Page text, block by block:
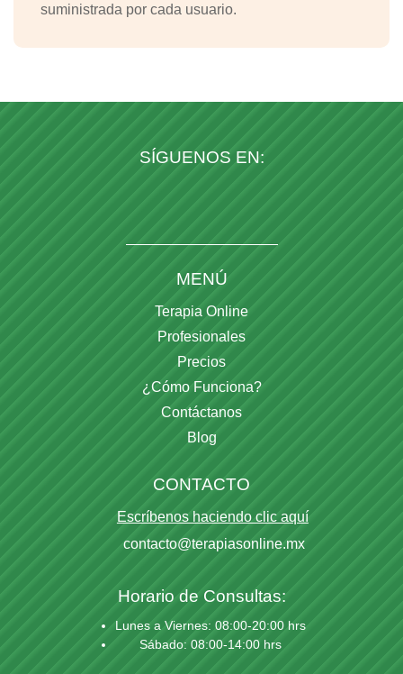
suministrada por cada usuario.
SÍGUENOS EN:
MENÚ
Terapia Online
Profesionales
Precios
¿Cómo Funciona?
Contáctanos
Blog
CONTACTO
Escríbenos haciendo clic aquí
contacto@terapiasonline.mx
Horario de Consultas:
Lunes a Viernes: 08:00-20:00 hrs
Sábado: 08:00-14:00 hrs